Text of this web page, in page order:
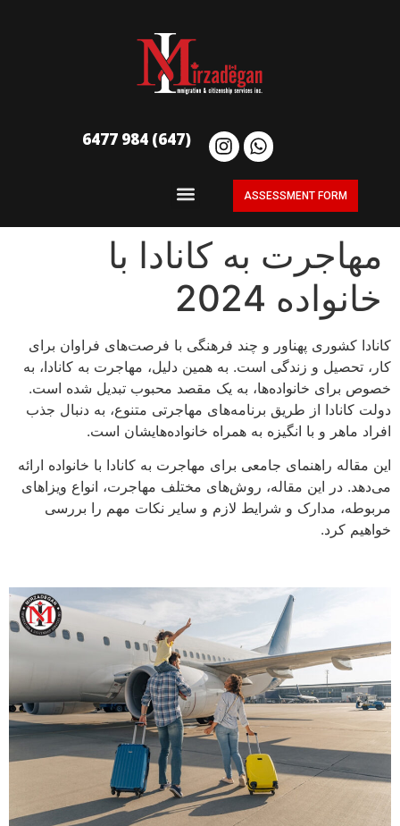
(647) 984 6477
ASSESSMENT FORM
مهاجرت به کانادا با
خانواده 2024
کانادا کشوری پهناور و چند فرهنگی با فرصت‌های فراوان برای
کار، تحصیل و زندگی است. به همین دلیل، مهاجرت به کانادا، به
خصوص برای خانواده‌ها، به یک مقصد محبوب تبدیل شده است.
دولت کانادا از طریق برنامه‌های مهاجرتی متنوع، به دنبال جذب
افراد ماهر و با انگیزه به همراه خانواده‌هایشان است.
این مقاله راهنمای جامعی برای مهاجرت به کانادا با خانواده ارائه
می‌دهد. در این مقاله، روش‌های مختلف مهاجرت، انواع ویزاهای
مربوطه، مدارک و شرایط لازم و سایر نکات مهم را بررسی
خواهیم کرد.